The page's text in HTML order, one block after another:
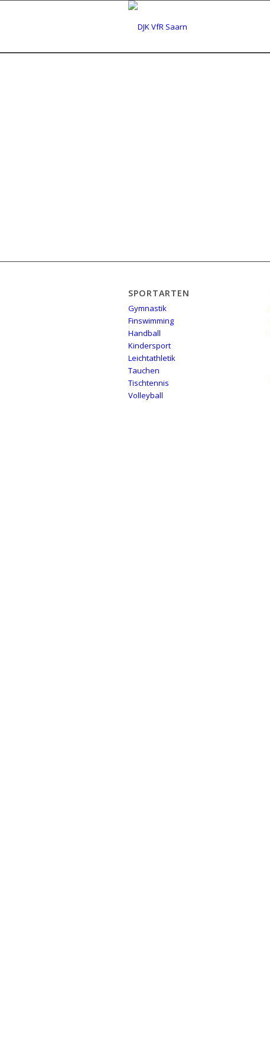
SPORTARTEN
Gymnastik
Finswimming
Handball
Kindersport
Leichtathletik
Tauchen
Tischtennis
Volleyball